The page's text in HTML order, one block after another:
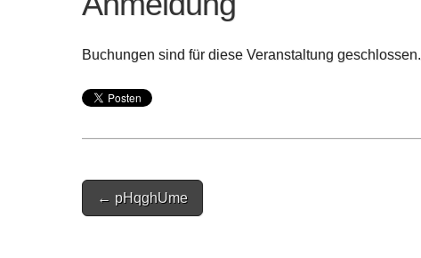
Buchungen sind für diese Veranstaltung geschlossen.
Post
navigation
← pHqghUme